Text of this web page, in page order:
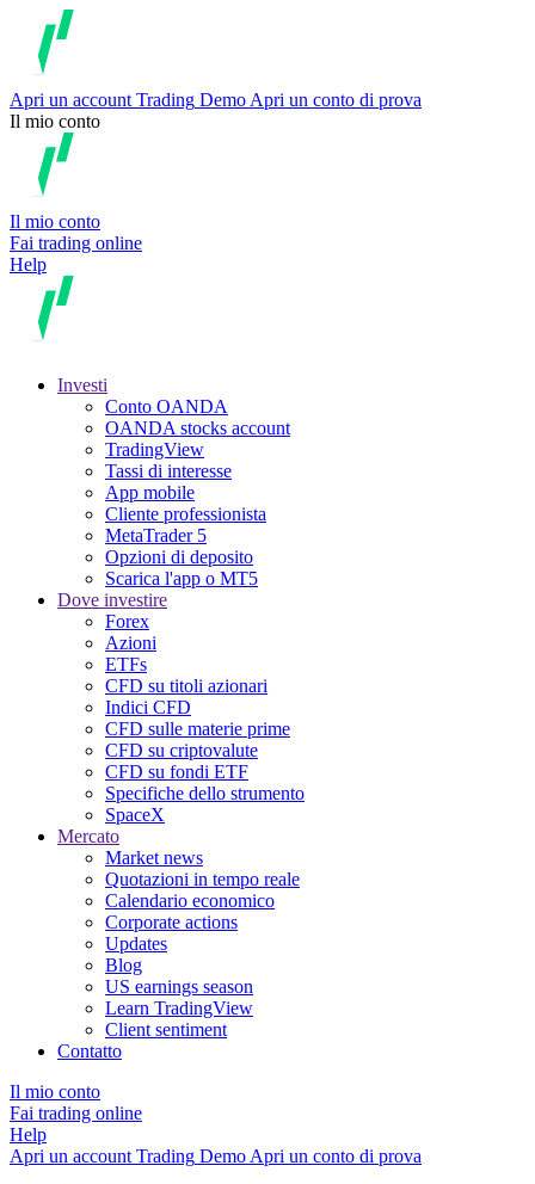
Apri un account Trading Demo Apri un conto di prova
Il mio conto
Il mio conto
Fai trading online
Help
Investi
Conto OANDA
OANDA stocks account
TradingView
Tassi di interesse
App mobile
Cliente professionista
MetaTrader 5
Opzioni di deposito
Scarica l'app o MT5
Dove investire
Forex
Azioni
ETFs
CFD su titoli azionari
Indici CFD
CFD sulle materie prime
CFD su criptovalute
CFD su fondi ETF
Specifiche dello strumento
SpaceX
Mercato
Market news
Quotazioni in tempo reale
Calendario economico
Corporate actions
Updates
Blog
US earnings season
Learn TradingView
Client sentiment
Contatto
Il mio conto
Fai trading online
Help
Apri un account Trading Demo Apri un conto di prova